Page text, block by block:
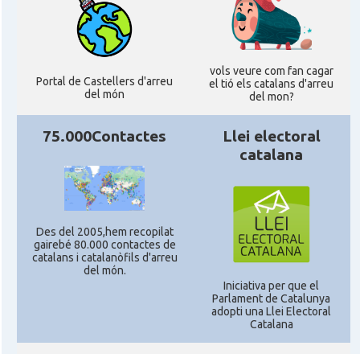
Portal de Castellers d'arreu
del món
vols veure com fan cagar
el tió els catalans d'arreu
del mon?
75.000Contactes
Des del 2005,hem recopilat
gairebé 80.000 contactes de
catalans i catalanòfils d'arreu
del món.
Llei electoral
catalana
Iniciativa per que el
Parlament de Catalunya
adopti una Llei Electoral
Catalana